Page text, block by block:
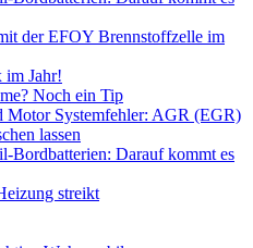
der EFOY Brennstoffzelle im
im Jahr!
Noch ein Tip
Motor Systemfehler: AGR (EGR)
lassen
Bordbatterien: Darauf kommt es
streikt